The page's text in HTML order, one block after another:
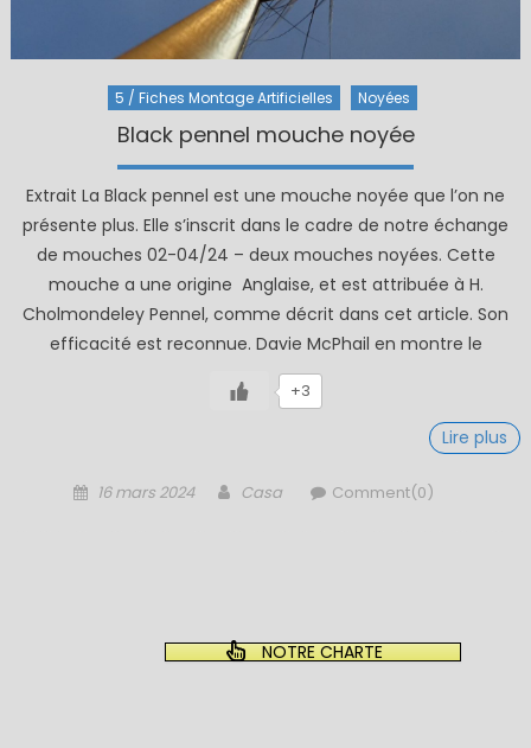
5 / Fiches Montage Artificielles Noyées
Black pennel mouche noyée
Extrait La Black pennel est une mouche noyée que l’on ne
présente plus. Elle s’inscrit dans le cadre de notre échange
de mouches 02-04/24 – deux mouches noyées. Cette
mouche a une origine Anglaise, et est attribuée à H.
Cholmondeley Pennel, comme décrit dans cet article. Son
efficacité est reconnue. Davie McPhail en montre le
+3
Lire plus
Posted
16 mars 2024 Author
Casa Comment(0)
NOTRE CHARTE